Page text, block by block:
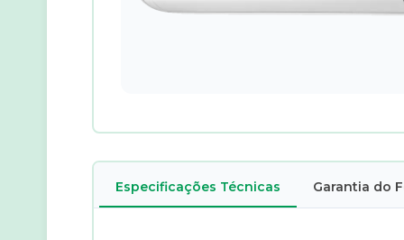
Especificações Técnicas Garantia do